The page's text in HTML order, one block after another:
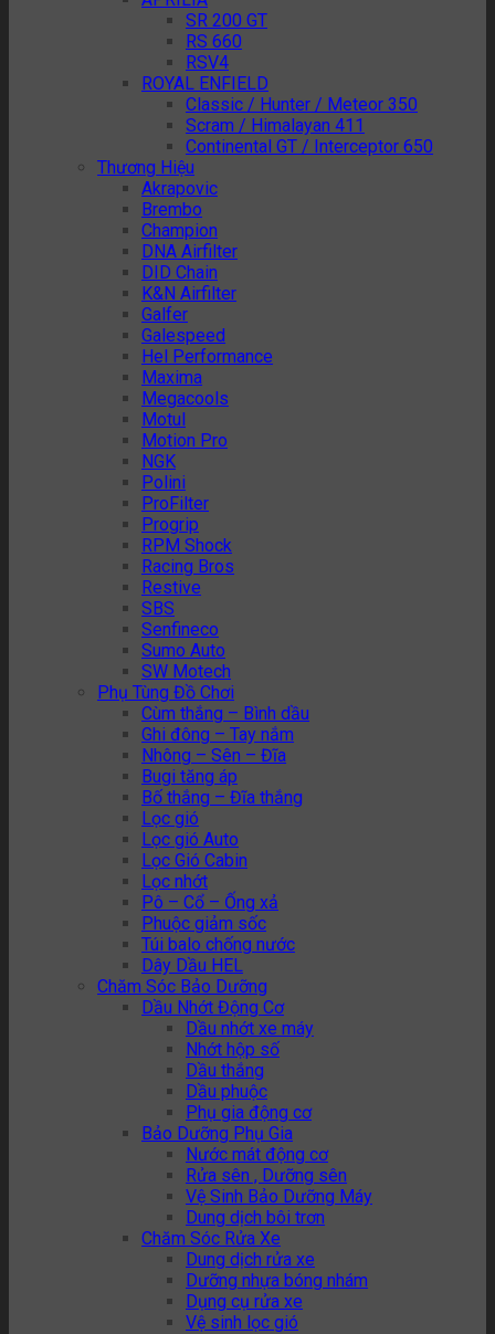
SR 200 GT
RS 660
RSV4
ROYAL ENFIELD
Classic / Hunter / Meteor 350
Scram / Himalayan 411
Continental GT / Interceptor 650
Thương Hiệu
Akrapovic
Brembo
Champion
DNA Airfilter
DID Chain
K&N Airfilter
Galfer
Galespeed
Hel Performance
Maxima
Megacools
Motul
Motion Pro
NGK
Polini
ProFilter
Progrip
RPM Shock
Racing Bros
Restive
SBS
Senfineco
Sumo Auto
SW Motech
Phụ Tùng Đồ Chơi
Cùm thắng – Bình dầu
Ghi đông – Tay nắm
Nhông – Sên – Đĩa
Bugi tăng áp
Bố thắng – Đĩa thắng
Lọc gió
Lọc gió Auto
Lọc Gió Cabin
Lọc nhớt
Pô – Cổ – Ống xả
Phuộc giảm sốc
Túi balo chống nước
Dây Dầu HEL
Chăm Sóc Bảo Dưỡng
Dầu Nhớt Động Cơ
Dầu nhớt xe máy
Nhớt hộp số
Dầu thắng
Dầu phuộc
Phụ gia động cơ
Bảo Dưỡng Phụ Gia
Nước mát động cơ
Rửa sên , Dưỡng sên
Vệ Sinh Bảo Dưỡng Máy
Dung dịch bôi trơn
Chăm Sóc Rửa Xe
Dung dịch rửa xe
Dưỡng nhựa bóng nhám
Dụng cụ rửa xe
Vệ sinh lọc gió